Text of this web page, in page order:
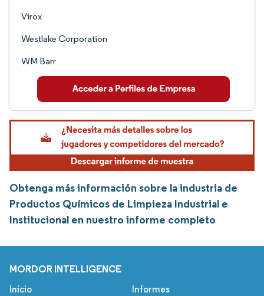
Virox
Westlake Corporation
WM Barr
Obtenga más información sobre la industria de
Productos Químicos de Limpieza Industrial e
Institucional en nuestro informe completo
MORDOR INTELLIGENCE
Inicio Informes